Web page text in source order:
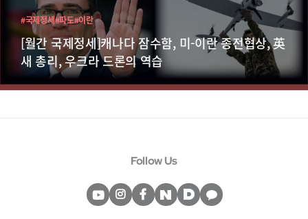
[월간 국제정세]캐나다 잠수함, 미-이란 종전협상, 英
새 총리, 우크라 드론의 역습
#국제정세#파도#이란
Follow Us